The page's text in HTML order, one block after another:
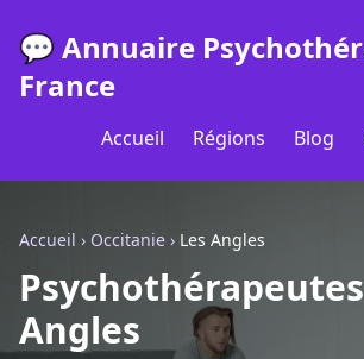
💬 Annuaire
France
Accueil Régions Blog
Accueil › Occitanie › Les Angles
Angles